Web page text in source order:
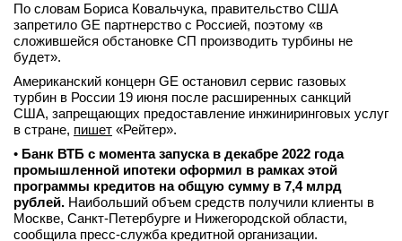
По словам Бориса Ковальчука, правительство США
запретило GE партнерство с Россией, поэтому «в
сложившейся обстановке СП производить турбины не
будет».
Американский концерн GE остановил сервис газовых
турбин в России 19 июня после расширенных санкций
США, запрещающих предоставление инжиниринговых услуг
в стране, пишет «Рейтер».
• Банк ВТБ с момента запуска в декабре 2022 года
промышленной ипотеки оформил в рамках этой
программы кредитов на общую сумму в 7,4 млрд
рублей. Наибольший объем средств получили клиенты в
Москве, Санкт-Петербурге и Нижегородской области,
сообщила пресс-служба кредитной организации.